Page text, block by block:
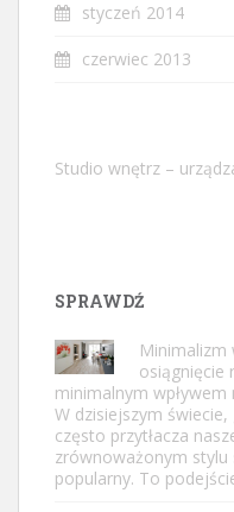
styczeń 2014
czerwiec 2013
Studio wnętrz –
SPRAWDŹ
Minimalizm
osiągnięcie
minimalnym
W dzisiejszym
często przytłacza
zrównoważonym stylu
popularny. To